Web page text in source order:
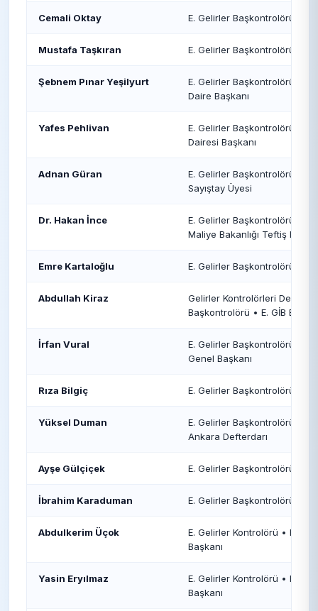
Cemali Oktay E. Gelirler Başkontrolörü • E.
Mustafa Taşkıran E. Gelirler Başkontrolörü •
Şebnem Pınar Yeşilyurt
E. Gelirler Başkontrolörü •
Daire Başkanı
Yafes Pehlivan
E. Gelirler Başkontrolörü •
Dairesi Başkanı
Adnan Güran
E. Gelirler Başkontrolörü •
Sayıştay Üyesi
Dr. Hakan İnce
E. Gelirler Başkontrolörü • E.
Maliye Bakanlığı Teftiş
Emre Kartaloğlu E. Gelirler Başkontrolörü • E.
Abdullah Kiraz
Gelirler Kontrolörleri Derneği
Başkontrolörü • E. GİB
İrfan Vural
E. Gelirler Başkontrolörü •
Genel Başkanı
Rıza Bilgiç E. Gelirler Başkontrolörü •
Yüksel Duman
E. Gelirler Başkontrolörü • E.
Ankara Defterdarı
Ayşe Gülçiçek E. Gelirler Başkontrolörü •
İbrahim Karaduman E. Gelirler Başkontrolörü •
Abdulkerim Üçok
E. Gelirler Kontrolörü • E.
Başkanı
Yasin Eryılmaz
E. Gelirler Kontrolörü • E.
Başkanı